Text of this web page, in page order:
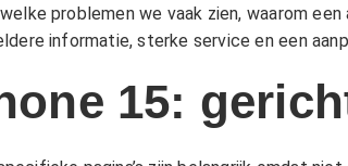
problemen we vaak zien, waarom
informatie, sterke service en een
15: